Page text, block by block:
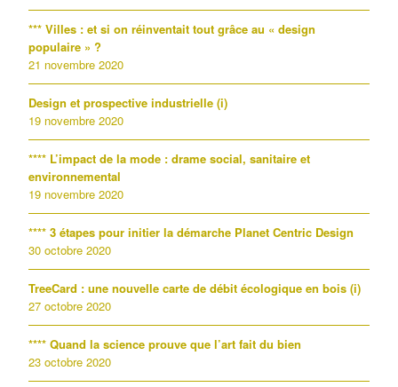
*** Villes : et si on réinventait tout grâce au « design
populaire » ?
21 novembre 2020
Design et prospective industrielle (i)
19 novembre 2020
**** L’impact de la mode : drame social, sanitaire et
environnemental
19 novembre 2020
**** 3 étapes pour initier la démarche Planet Centric Design
30 octobre 2020
TreeCard : une nouvelle carte de débit écologique en bois (i)
27 octobre 2020
**** Quand la science prouve que l’art fait du bien
23 octobre 2020